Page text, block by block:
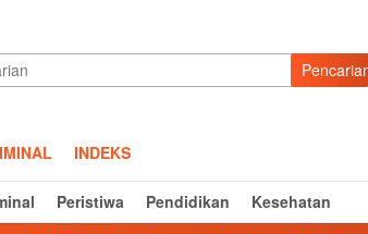
INDEKS
Peristiwa Pendidikan Kesehatan